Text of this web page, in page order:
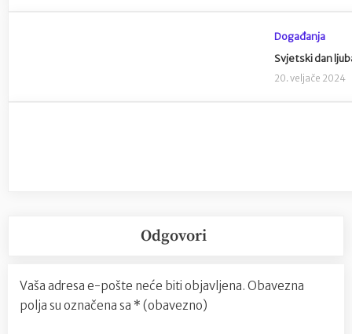
Događanja
Svjetski dan
20. veljače 2024
Odgovori
Vaša adresa e-pošte neće biti objavljena. Obavezna
polja su označena sa * (obavezno)